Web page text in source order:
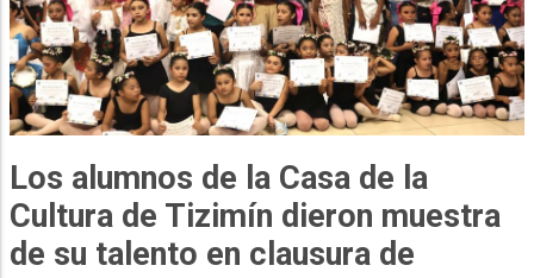
Los alumnos de la Casa de la
Cultura de Tizimín dieron muestra
de su talento en clausura de